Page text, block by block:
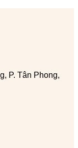
P. Tân Phong,